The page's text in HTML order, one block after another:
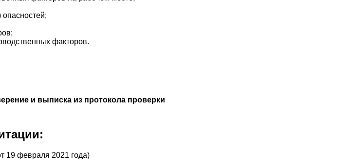
факторов.
и выписка из протокола проверки
19 февраля 2021 года)